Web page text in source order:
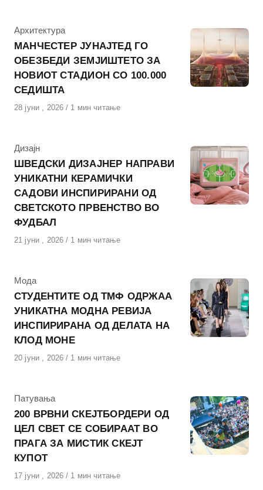
КАтегорија
Архитектура
МАНЧЕСТЕР ЈУНАЈТЕД ГО
ОБЕЗБЕДИ ЗЕМЈИШТЕТО ЗА
НОВИОТ СТАДИОН СО 100.000
СЕДИШТА
Објавено
28 јуни , 2026 1 мин читање
КАтегорија
Дизајн
ШВЕДСКИ ДИЗАЈНЕР НАПРАВИ
УНИКАТНИ КЕРАМИЧКИ
САДОВИ ИНСПИРИРАНИ ОД
СВЕТСКОТО ПРВЕНСТВО ВО
ФУДБАЛ
Објавено
21 јуни , 2026 1 мин читање
КАтегорија
Мода
СТУДЕНТИТЕ ОД ТМФ ОДРЖАА
УНИКАТНА МОДНА РЕВИЈА
ИНСПИРИРАНА ОД ДЕЛАТА НА
КЛОД МОНЕ
Објавено
20 јуни , 2026 1 мин читање
КАтегорија
Патувања
200 ВРВНИ СКЕЈТБОРДЕРИ ОД
ЦЕЛ СВЕТ СЕ СОБИРААТ ВО
ПРАГА ЗА МИСТИК СКЕЈТ
КУПОТ
Објавено
17 јуни , 2026 1 мин читање